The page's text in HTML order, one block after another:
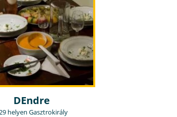
DEndre
helyen Gasztrokirály